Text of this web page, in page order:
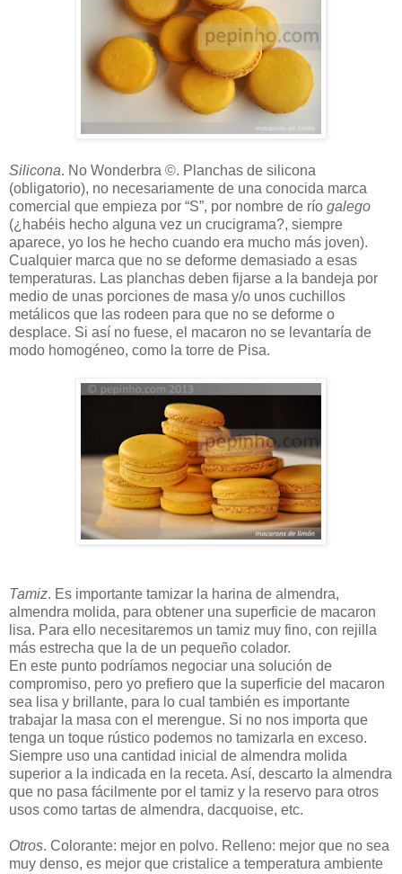
Silicona. No Wonderbra ©. Planchas de silicona
(obligatorio), no necesariamente de una conocida marca
comercial que empieza por “S”, por nombre de río galego
(¿habéis hecho alguna vez un crucigrama?, siempre
aparece, yo los he hecho cuando era mucho más joven).
Cualquier marca que no se deforme demasiado a esas
temperaturas. Las planchas deben fijarse a la bandeja por
medio de unas porciones de masa y/o unos cuchillos
metálicos que las rodeen para que no se deforme o
desplace. Si así no fuese, el macaron no se levantaría de
modo homogéneo, como la torre de Pisa.
Tamiz. Es importante tamizar la harina de almendra,
almendra molida, para obtener una superficie de macaron
lisa. Para ello necesitaremos un tamiz muy fino, con rejilla
más estrecha que la de un pequeño colador.
En este punto podríamos negociar una solución de
compromiso, pero yo prefiero que la superficie del macaron
sea lisa y brillante, para lo cual también es importante
trabajar la masa con el merengue. Si no nos importa que
tenga un toque rústico podemos no tamizarla en exceso.
Siempre uso una cantidad inicial de almendra molida
superior a la indicada en la receta. Así, descarto la almendra
que no pasa fácilmente por el tamiz y la reservo para otros
usos como tartas de almendra, dacquoise, etc.
Otros. Colorante: mejor en polvo. Relleno: mejor que no sea
muy denso, es mejor que cristalice a temperatura ambiente